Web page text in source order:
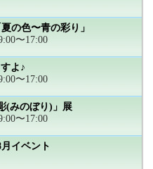
の色〜青の彩り」
〜17:00
よ♪
〜17:00
(みのぼり)」展
〜17:00
イベント